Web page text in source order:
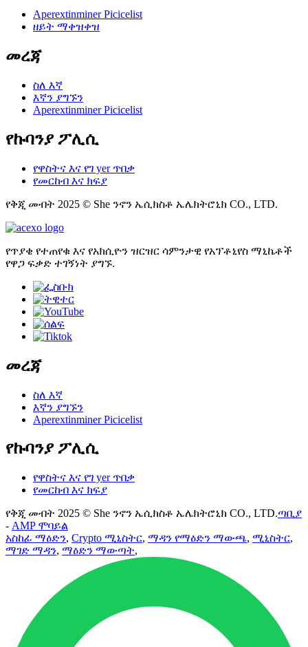
Aperextinminer Picicelist
ዘይት ማቀዝቀዝ
መረጃ
ስለ እኛ
እኛን ያግኙን
Aperextinminer Picicelist
የኩባንያ ፖሊሲ
የዋስትና እና የገ yer ጥበቃ
የመርከብ እና ክፍያ
የቅጂ መብት 2025 © She ንኖን ኤሲክስቶ ኤሌክትሮኒክ CO., LTD.
የጥያቄ የተጠየቁ እና የአክሲዮን ዝርዝር ሳምንታዊ የአፕቶኒየስ ማኒኬቶች
የዋጋ ፍቃድ ተገኝነት ያግኙ.
መረጃ
ስለ እኛ
እኛን ያግኙን
Aperextinminer Picicelist
የኩባንያ ፖሊሲ
የዋስትና እና የገ yer ጥበቃ
የመርከብ እና ክፍያ
የቅጂ መብት 2025 © She ንኖን ኤሲክስቶ ኤሌክትሮኒክ CO., LTD.ጣቢያ
- AMP ሞባይል
አስከፊ ማዕድን, Crypto ሚኒስትር, ማዳን የማዕድን ማውጫ, ሚኒስትር,
ማገድ ማዳን, ማዕድን ማውጣት,